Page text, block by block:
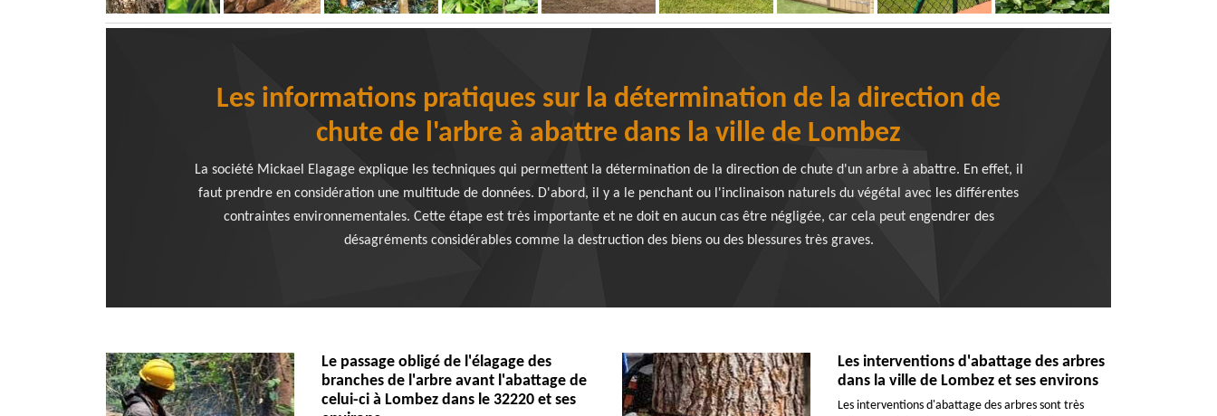
Les informations pratiques sur la détermination de la direction de
chute de l'arbre à abattre dans la ville de Lombez
La société Mickael Elagage explique les techniques qui permettent la détermination de la direction de chute d'un arbre à abattre. En effet, il
faut prendre en considération une multitude de données. D'abord, il y a le penchant ou l'inclinaison naturels du végétal avec les différentes
contraintes environnementales. Cette étape est très importante et ne doit en aucun cas être négligée, car cela peut engendrer des
désagréments considérables comme la destruction des biens ou des blessures très graves.
Le passage obligé de l'élagage des
branches de l'arbre avant l'abattage de
celui-ci à Lombez dans le 32220 et ses
Les interventions d'abattage des arbres
dans la ville de Lombez et ses environs
Les interventions d'abattage des arbres sont très